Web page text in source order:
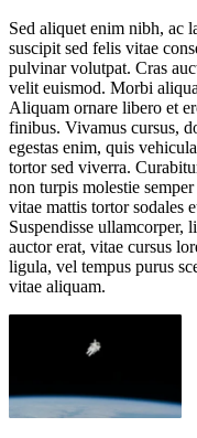
Sed aliquet enim nibh, ac
suscipit sed felis vitae
pulvinar volutpat. Cras
velit euismod. Morbi
Aliquam ornare libero et
finibus. Vivamus cursus,
egestas enim, quis
tortor sed viverra.
non turpis molestie
vitae mattis tortor sodales
Suspendisse ullamcorper,
auctor erat, vitae cursus
ligula, vel tempus purus
vitae aliquam.